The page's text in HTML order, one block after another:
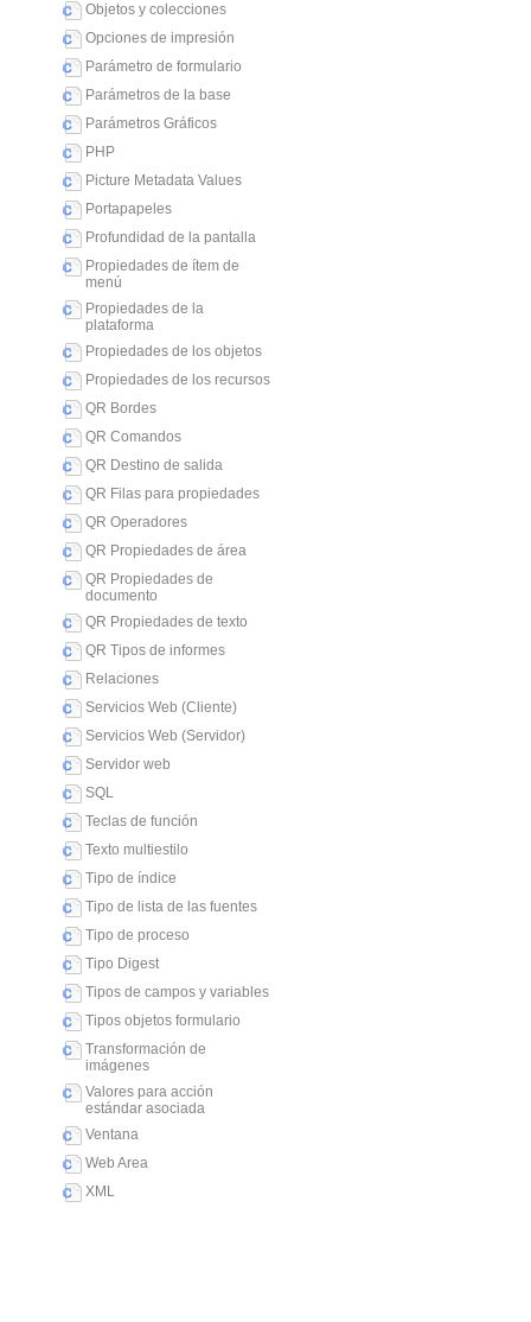
Objetos y colecciones
Opciones de impresión
Parámetro de formulario
Parámetros de la base
Parámetros Gráficos
PHP
Picture Metadata Values
Portapapeles
Profundidad de la pantalla
Propiedades de ítem de
menú
Propiedades de la
plataforma
Propiedades de los objetos
Propiedades de los recursos
QR Bordes
QR Comandos
QR Destino de salida
QR Filas para propiedades
QR Operadores
QR Propiedades de área
QR Propiedades de
documento
QR Propiedades de texto
QR Tipos de informes
Relaciones
Servicios Web (Cliente)
Servicios Web (Servidor)
Servidor web
SQL
Teclas de función
Texto multiestilo
Tipo de índice
Tipo de lista de las fuentes
Tipo de proceso
Tipo Digest
Tipos de campos y variables
Tipos objetos formulario
Transformación de
imágenes
Valores para acción
estándar asociada
Ventana
Web Area
XML